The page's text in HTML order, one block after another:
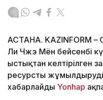
АСТАНА. KAZINFORM –
Ли Чжэ Мён бейсенбі
ыстықтан келтірілген
ресурсты
хабарлайды Yonhap